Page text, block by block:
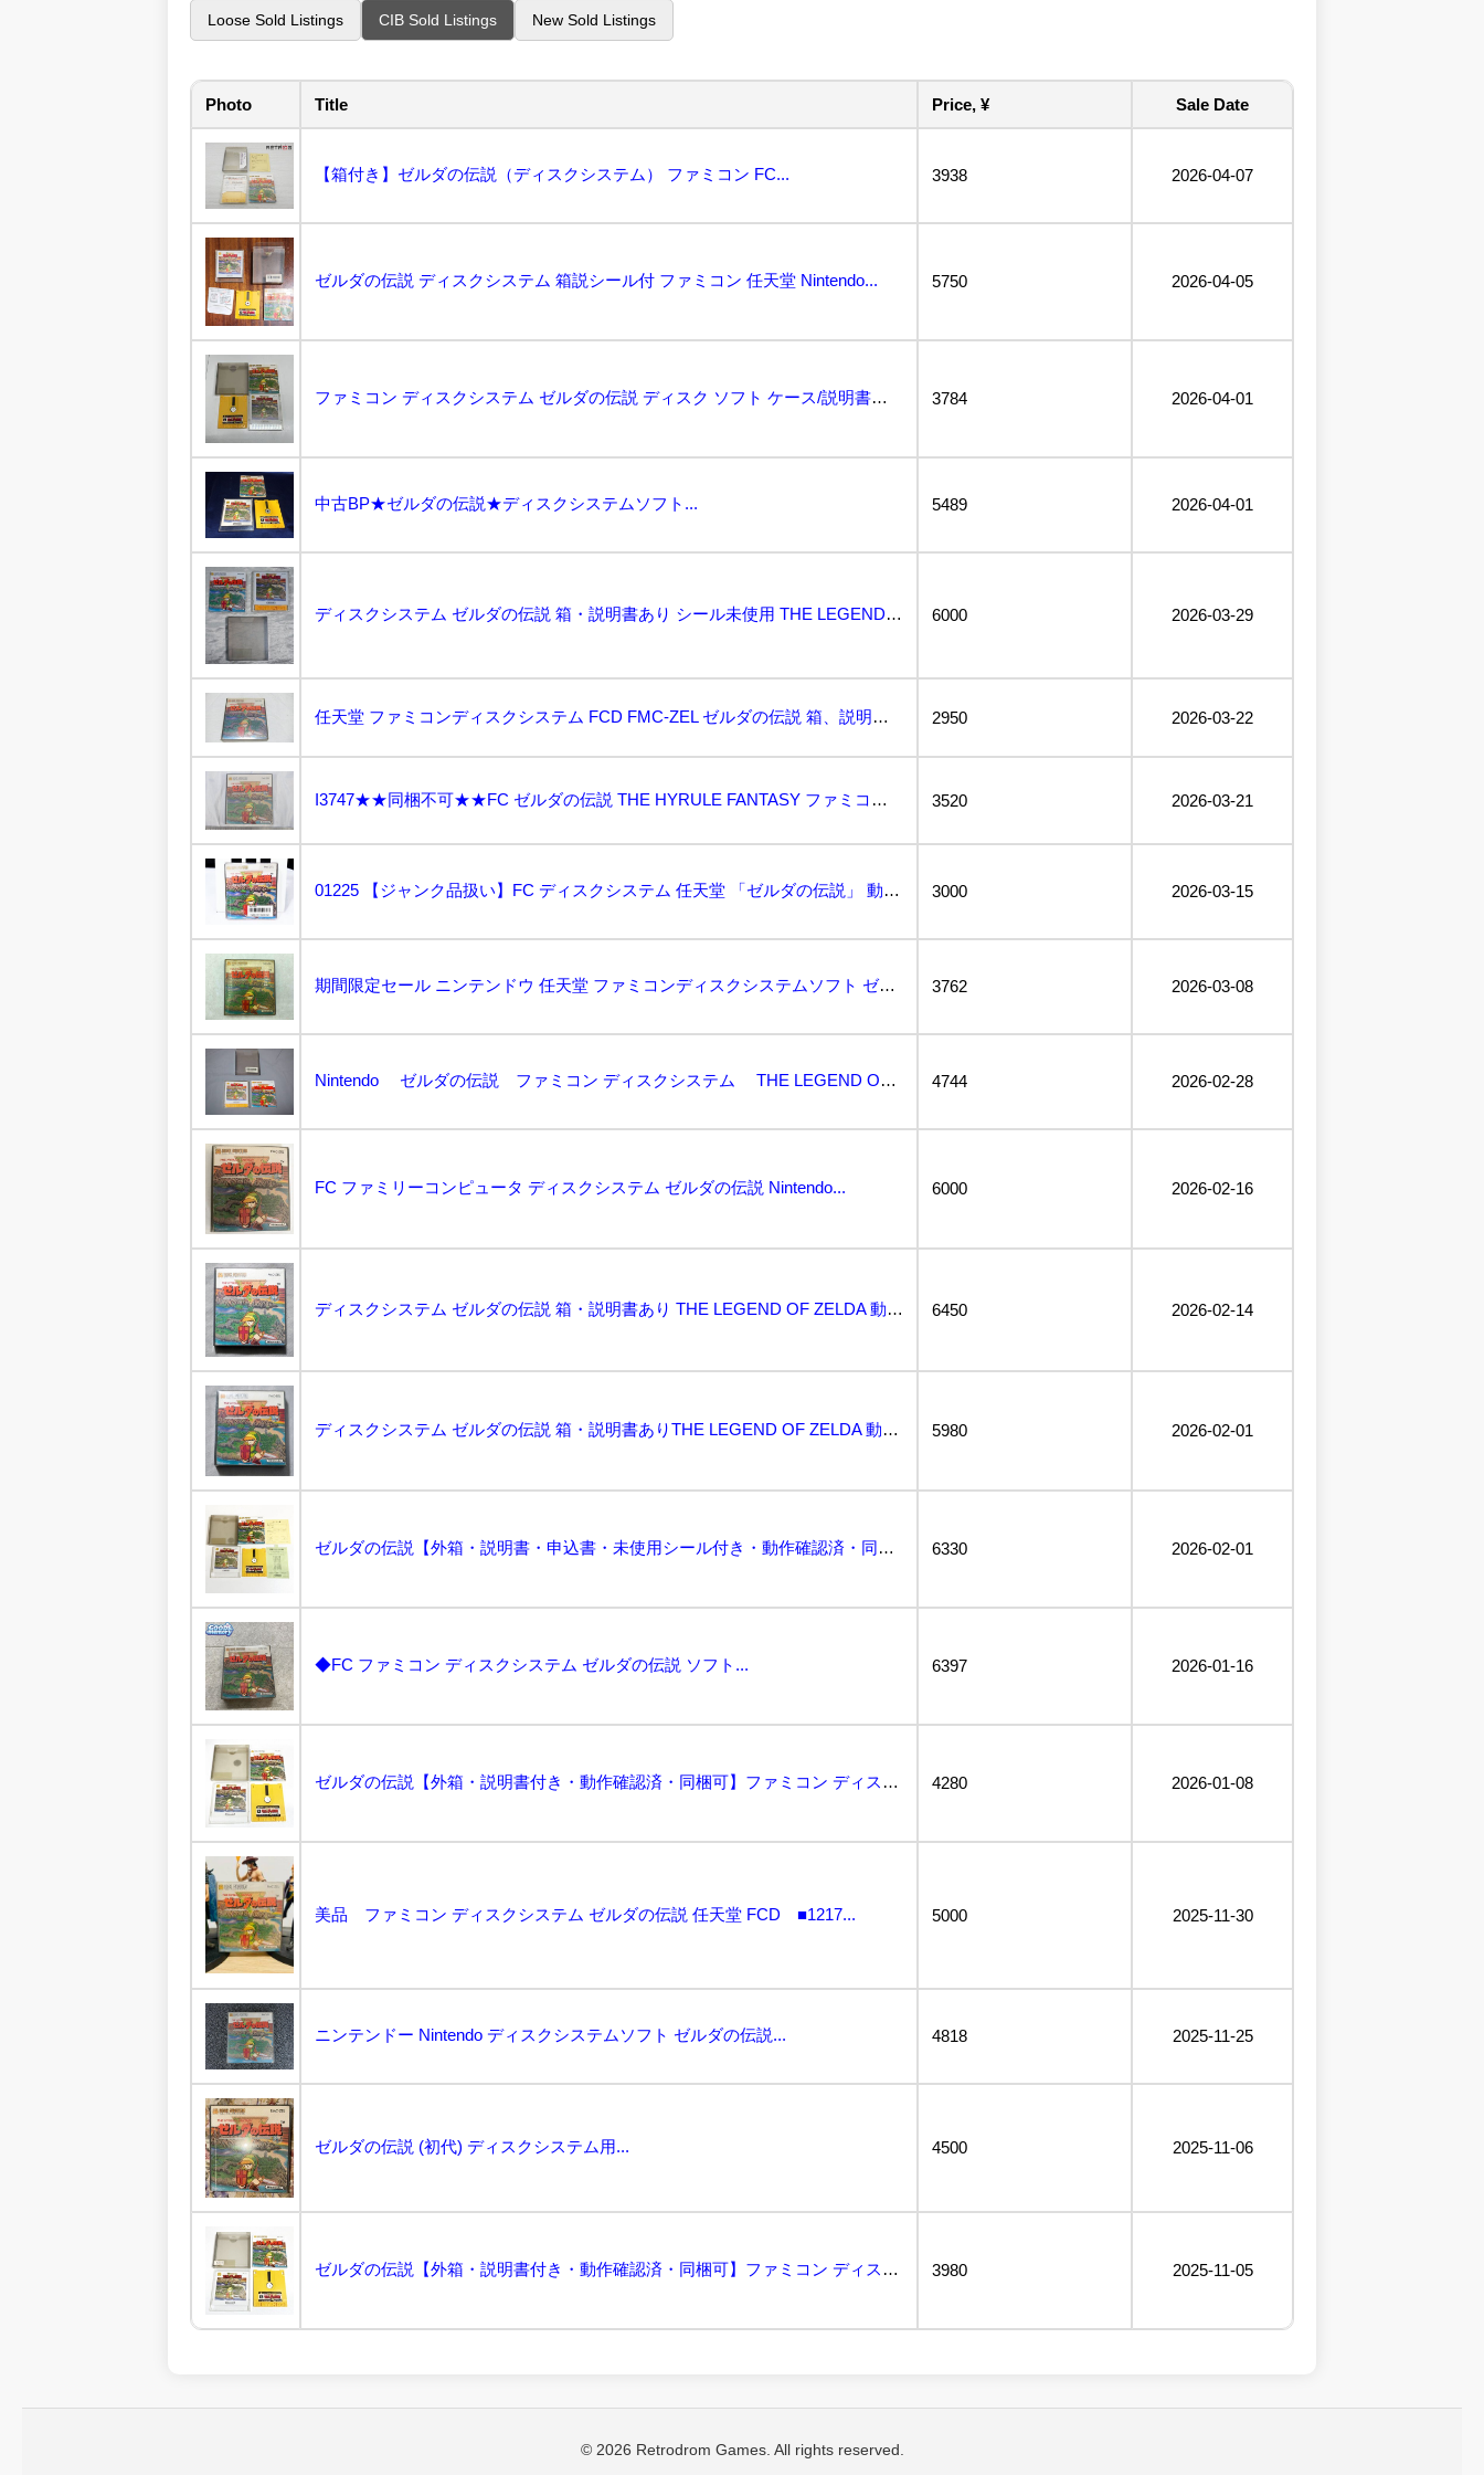
Loose Sold Listings CIB Sold Listings New Sold Listings
Photo Title Price, ¥ Sale Date
【箱付き】ゼルダの伝説（ディスクシステム） ファミコン FC... 3938 2026-04-07
ゼルダの伝説 ディスクシステム 箱説シール付 ファミコン 任天堂 Nintendo... 5750 2026-04-05
ファミコン ディスクシステム ゼルダの伝説 ディスク ソフト ケース/説明書付 250918SK22... 3784 2026-04-01
中古BP★ゼルダの伝説★ディスクシステムソフト... 5489 2026-04-01
ディスクシステム ゼルダの伝説 箱・説明書あり シール未使用 THE LEGEND OF ZELDA... 6000 2026-03-29
任天堂 ファミコンディスクシステム FCD FMC-ZEL ゼルダの伝説 箱、説明書付 NINTEN... 2950 2026-03-22
I3747★★同梱不可★★FC ゼルダの伝説 THE HYRULE FANTASY ファミコンディス... 3520 2026-03-21
01225 【ジャンク品扱い】FC ディスクシステム 任天堂 「ゼルダの伝説」 動作未確認 現状品 ... 3000 2026-03-15
期間限定セール ニンテンドウ 任天堂 ファミコンディスクシステムソフト ゼルダの伝説... 3762 2026-03-08
Nintendo ゼルダの伝説 ファミコン ディスクシステム THE LEGEND OF ZEL... 4744 2026-02-28
FC ファミリーコンピュータ ディスクシステム ゼルダの伝説 Nintendo... 6000 2026-02-16
ディスクシステム ゼルダの伝説 箱・説明書あり THE LEGEND OF ZELDA 動作確認済み... 6450 2026-02-14
ディスクシステム ゼルダの伝説 箱・説明書ありTHE LEGEND OF ZELDA 動作確認済み ... 5980 2026-02-01
ゼルダの伝説【外箱・説明書・申込書・未使用シール付き・動作確認済・同梱可】ファミコン ディスクシステ... 6330 2026-02-01
◆FC ファミコン ディスクシステム ゼルダの伝説 ソフト... 6397 2026-01-16
ゼルダの伝説【外箱・説明書付き・動作確認済・同梱可】ファミコン ディスクシステム FCD... 4280 2026-01-08
美品 ファミコン ディスクシステム ゼルダの伝説 任天堂 FCD ■1217... 5000 2025-11-30
ニンテンドー Nintendo ディスクシステムソフト ゼルダの伝説... 4818 2025-11-25
ゼルダの伝説 (初代) ディスクシステム用... 4500 2025-11-06
ゼルダの伝説【外箱・説明書付き・動作確認済・同梱可】ファミコン ディスクシステム FCD... 3980 2025-11-05
© 2026 Retrodrom Games. All rights reserved.